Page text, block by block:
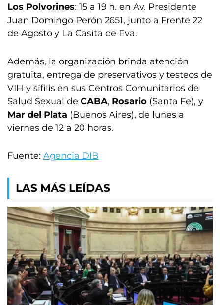
Los Polvorines: 15 a 19 h. en Av. Presidente
Juan Domingo Perón 2651, junto a Frente 22
de Agosto y La Casita de Eva.
Además, la organización brinda atención
gratuita, entrega de preservativos y testeos de
VIH y sífilis en sus Centros Comunitarios de
Salud Sexual de CABA, Rosario (Santa Fe), y
Mar del Plata (Buenos Aires), de lunes a
viernes de 12 a 20 horas.
Fuente: Agencia DIB
LAS MÁS LEÍDAS